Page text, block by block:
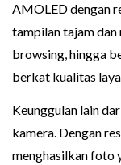
AMOLED dengan
tampilan tajam dan
browsing, hingga
berkat kualitas
Keunggulan lain
kamera. Dengan
menghasilkan foto